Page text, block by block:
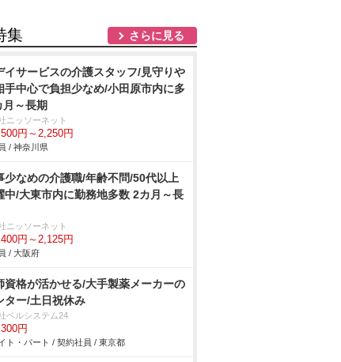
集 さらに見る
イサービスの介護スタッフ/見守り
手中心で負担少なめ/小田原市内に多
～長期
ニッソーネット
円～2,250円
/ 神奈川県
少なめの介護職/年齢不問/50代以上
中/大東市内に勤務地多数 2カ月～長
ニッソーネット
円～2,125円
/ 大阪府
資格が活かせる/大手製薬メーカーの
ター/土日祝休み
ベルシステム24
円
ト・パート / 契約社員 / 東京都